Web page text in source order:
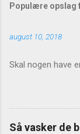
e
Populære opslag
august 10, 2018
Skal nogen have
Så vasker de